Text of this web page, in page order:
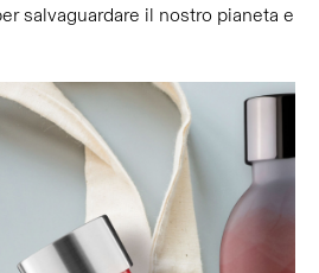
salvaguardare il nostro pianeta e